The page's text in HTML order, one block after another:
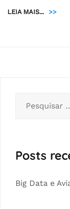
LEIA MAIS... >>
por:
Posts
Big Data e